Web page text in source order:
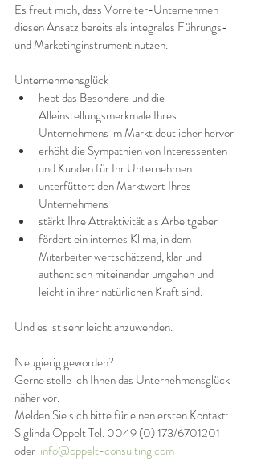
Es freut mich, dass Vorreiter-Unternehmen
diesen Ansatz bereits als integrales Führungs-
und Marketinginstrument nutzen.
Unternehmensglück
hebt das Besondere und die
Alleinstellungsmerkmale Ihres
Unternehmens im Markt deutlicher hervor
erhöht die Sympathien von Interessenten
und Kunden für Ihr Unternehmen
unterfüttert den Marktwert Ihres
Unternehmens
stärkt Ihre Attraktivität als Arbeitgeber
fördert ein internes Klima, in dem
Mitarbeiter wertschätzend, klar und
authentisch miteinander umgehen und
leicht in ihrer natürlichen Kraft sind.
Und es ist sehr leicht anzuwenden.
Neugierig geworden?
Gerne stelle ich Ihnen das Unternehmensglück
näher vor.
Melden Sie sich bitte für einen ersten Kontakt:
Siglinda Oppelt Tel. 0049 (0) 173/6701201
oder info@oppelt-consulting.com